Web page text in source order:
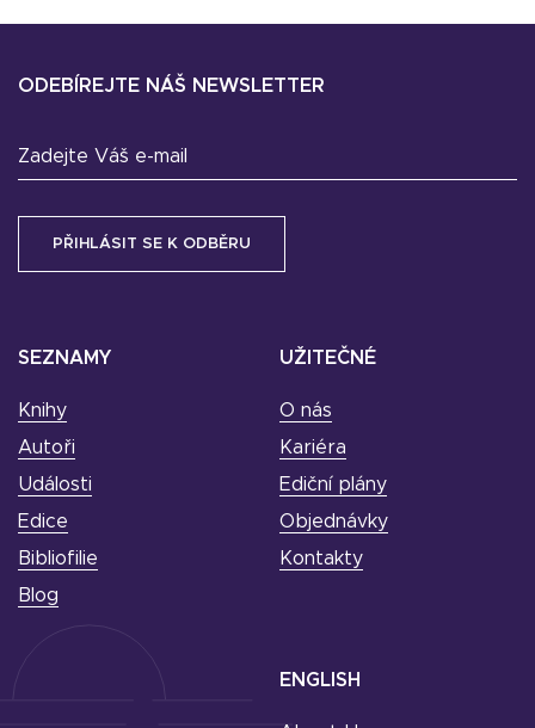
SEZNAMY
Knihy
Autoři
Události
Edice
Bibliofilie
Blog
UŽITEČNÉ
O nás
Kariéra
Ediční plány
Objednávky
Kontakty
ODEBÍREJTE NÁŠ NEWSLETTER
Zadejte Váš e-mail
ENGLISH